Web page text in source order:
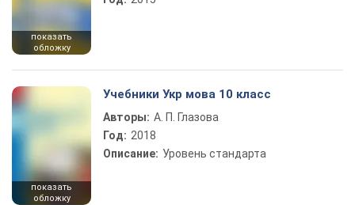
показать
обложку
показать
обложку
Учебники Укр мова 10 класс
Авторы: А. П. Глазова
Год: 2018
Описание: Уровень стандарта